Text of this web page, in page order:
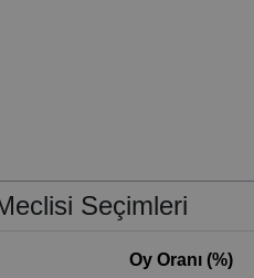
Seçimleri
Oy Oranı (%)